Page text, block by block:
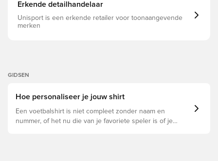
Erkende detailhandelaar
Unisport is een erkende retailer voor toonaangevende
merken
GIDSEN
Hoe personaliseer je jouw shirt
Een voetbalshirt is niet compleet zonder naam en
nummer, of het nu die van je favoriete speler is of je